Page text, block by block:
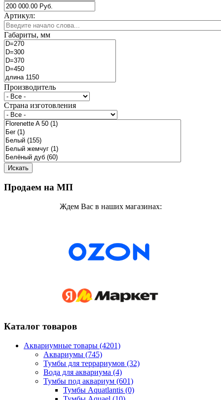
Артикул:
Габариты, мм
Производитель
Страна изготовления
Продаем на МП
Ждем Вас в наших магазинах:
Каталог товаров
Аквариумные товары (4201)
Аквариумы (745)
Тумбы для террариумов (32)
Вода для аквариума (4)
Тумбы под аквариум (601)
Тумбы Aquatlantis (0)